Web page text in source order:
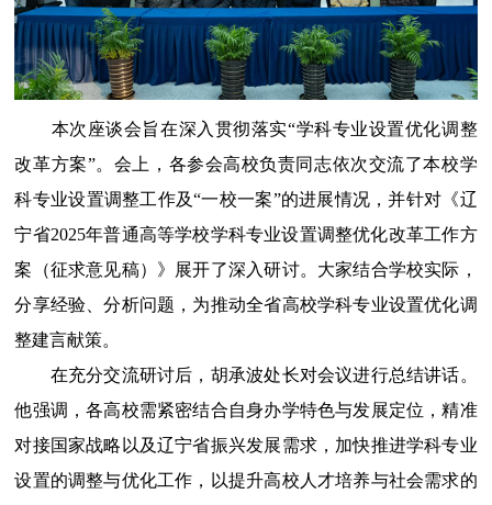
本次座谈会旨在深入贯彻落实“学科专业设置优化调整
改革方案”。会上，各参会高校负责同志依次交流了本校学
科专业设置调整工作及“一校一案”的进展情况，并针对《辽
宁省2025年普通高等学校学科专业设置调整优化改革工作方
案（征求意见稿）》展开了深入研讨。大家结合学校实际，
分享经验、分析问题，为推动全省高校学科专业设置优化调
整建言献策。
在充分交流研讨后，胡承波处长对会议进行总结讲话。
他强调，各高校需紧密结合自身办学特色与发展定位，精准
对接国家战略以及辽宁省振兴发展需求，加快推进学科专业
设置的调整与优化工作，以提升高校人才培养与社会需求的